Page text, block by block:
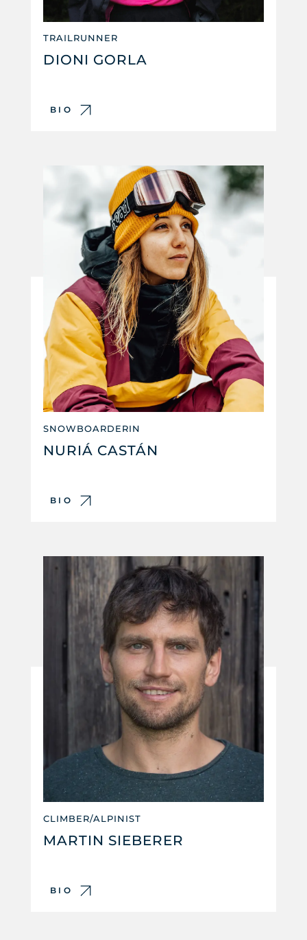
TRAILRUNNER
DIONI GORLA
BIO
SNOWBOARDERIN
NURIÁ CASTÁN
BIO
CLIMBER/ALPINIST
MARTIN SIEBERER
BIO